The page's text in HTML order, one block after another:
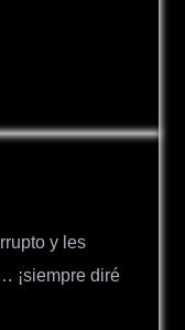
y les
¡siempre diré